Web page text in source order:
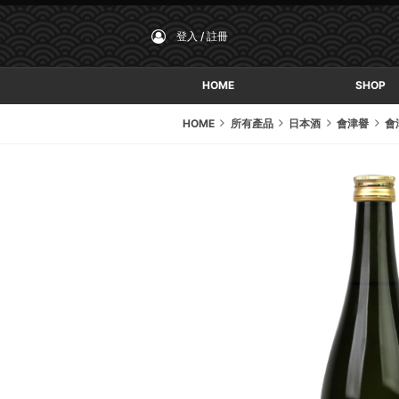
登入 / 註冊
HOME SHOP
HOME 所有產品 日本酒 會津譽 會